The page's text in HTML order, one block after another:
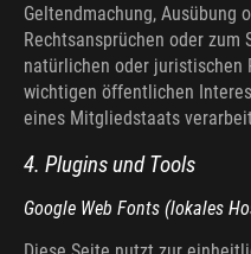
Geltendmachung, Ausübung
Rechtsansprüchen oder zum
natürlichen oder juristischen
wichtigen öffentlichen
eines Mitgliedstaats
4. Plugins und Tools
Google Web Fonts (lokales